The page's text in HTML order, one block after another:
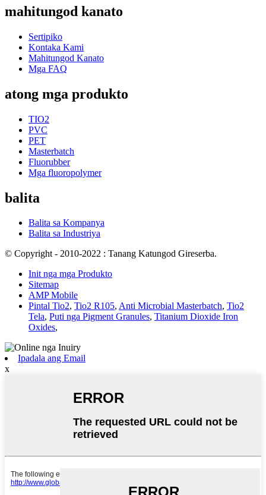
mahitungod kanato
Sertipiko
Kontaka Kami
Mahitungod Kanato
Mga FAQ
atong mga produkto
TIO2
PVC
PET
Masterbatch
Fluorubber
Mga fluoropolymer
balita
Balita sa Kompanya
Balita sa Industriya
© Copyright - 2010-2022 : Tanang Katungod Gireserba.
Init nga mga Produkto
Sitemap
AMP Mobile
Pintal Tio2, Tio2 R105, Anti Microbial Masterbatch, Tio2
Tela, Puti nga Pigment Granules, Titanium Dioxide Iron
Oxides,
Ipadala ang Email
x